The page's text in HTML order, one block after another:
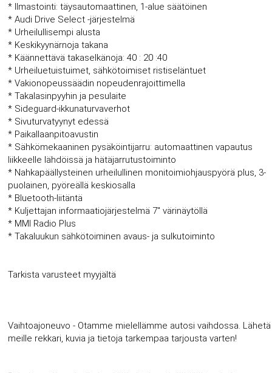
* Ilmastointi: täysautomaattinen, 1-alue säätöinen
* Audi Drive Select -järjestelmä
* Urheilullisempi alusta
* Keskikyynärnoja takana
* Käännettävä takaselkänoja: 40 : 20 :40
* Urheiluetuistuimet, sähkötoimiset ristiseläntuet
* Vakionopeussäädin nopeudenrajoittimella
* Takalasinpyyhin ja pesulaite
* Sideguard-ikkunaturvaverhot
* Sivuturvatyynyt edessä
* Paikallaanpitoavustin
* Sähkömekaaninen pysäköintijarru: automaattinen vapautus
liikkeelle lähdöissä ja hätäjarrutustoiminto
* Nahkapäällysteinen urheilullinen monitoimiohjauspyörä plus, 3-
puolainen, pyöreällä keskiosalla
* Bluetooth-liitäntä
* Kuljettajan informaatiojärjestelmä 7" värinäytöllä
* MMI Radio Plus
* Takaluukun sähkötoiminen avaus- ja sulkutoiminto
Tarkista varusteet myyjältä
Vaihtoajoneuvo - Otamme mielellämme autosi vaihdossa. Lähetä
meille rekkari, kuvia ja tietoja tarkempaa tarjousta varten!